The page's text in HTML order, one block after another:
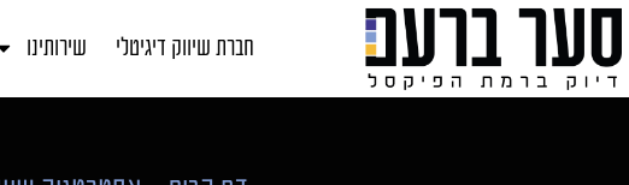
חברת שיווק דיגיטלי שירותינו